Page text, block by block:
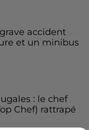
accident
et un minibus
: le chef
Chef) rattrapé